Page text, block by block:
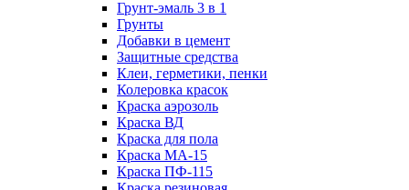
Грунт-эмаль 3 в 1
Грунты
Добавки в цемент
Защитные средства
Клеи, герметики, пенки
Колеровка красок
Краска аэрозоль
Краска ВД
Краска для пола
Краска МА-15
Краска ПФ-115